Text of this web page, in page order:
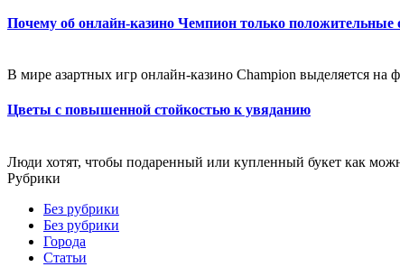
Почему об онлайн-казино Чемпион только положительные
В мире азартных игр онлайн-казино Champion выделяется на
Цветы с повышенной стойкостью к увяданию
Люди хотят, чтобы подаренный или купленный букет как
Рубрики
Без рубрики
Без рубрики
Города
Статьи